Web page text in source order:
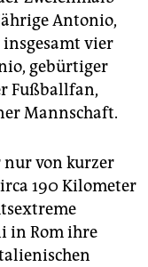
Antonio,
insgesamt vier
gebürtiger
Fußballfan,
Mannschaft.
nur von kurzer
190 Kilometer
in Rom ihre